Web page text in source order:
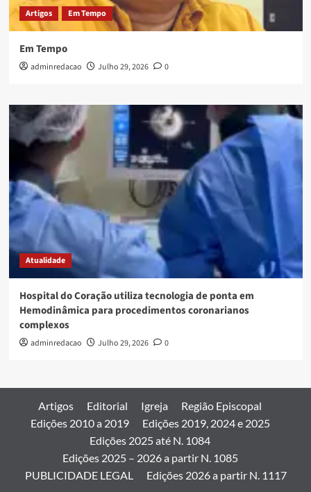
Artigos Em Tempo
Em Tempo
adminredacao Julho 29, 2026 0
Atualidade
Hospital do Coração utiliza tecnologia de ponta em
Hemodinâmica para procedimentos coronarianos
complexos
adminredacao Julho 29, 2026 0
Artigos Editorial Igreja
Região Episcopal
Edições 2010 a 2019
Edições 2019, 2024 e 2025
Edições 2025 até N. 1084
Edições 2025 – 2026 a partir N. 1085
PUBLICIDADE LEGAL
Edições 2026 a partir N. 1117